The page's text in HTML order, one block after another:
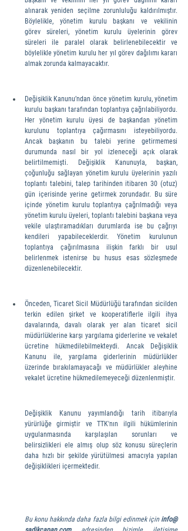
alınarak yeniden seçilme zorunluluğu kaldırılmıştır.
Böylelikle, yönetim kurulu başkanı ve vekilinin
görev süreleri, yönetim kurulu üyelerinin görev
süreleri ile paralel olarak belirlenebilecektir ve
böylelikle yönetim kurulu her yıl görev dağılımı kararı
almak zorunda kalmayacaktır.
Değişiklik Kanunu’ndan önce yönetim kurulu, yönetim
kurulu başkanı tarafından toplantıya çağrılabiliyordu.
Her yönetim kurulu üyesi de başkandan yönetim
kurulunu toplantıya çağırmasını isteyebiliyordu.
Ancak başkanın bu talebi yerine getirmemesi
durumunda nasıl bir yol izleneceği açık olarak
belirtilmemişti. Değişiklik Kanunuyla, başkan,
çoğunluğu sağlayan yönetim kurulu üyelerinin yazılı
toplantı talebini, talep tarihinden itibaren 30 (otuz)
gün içerisinde yerine getirmek zorundadır. Bu süre
içinde yönetim kurulu toplantıya çağrılmadığı veya
yönetim kurulu üyeleri, toplantı talebini başkana veya
vekile ulaştıramadıkları durumlarda ise bu çağrıyı
kendileri yapabileceklerdir. Yönetim kurulunun
toplantıya çağırılmasına ilişkin farklı bir usul
belirlenmek istenirse bu husus esas sözleşmede
düzenlenebilecektir.
Önceden, Ticaret Sicil Müdürlüğü tarafından sicilden
terkin edilen şirket ve kooperatiflerle ilgili ihya
davalarında, davalı olarak yer alan ticaret sicil
müdürlüklerine karşı yargılama giderlerine ve vekalet
ücretine hükmedilebilmekteydi. Ancak Değişiklik
Kanunu ile, yargılama giderlerinin müdürlükler
üzerinde bırakılamayacağı ve müdürlükler aleyhine
vekalet ücretine hükmedilemeyeceği düzenlenmiştir.
Değişiklik Kanunu yayımlandığı tarih itibarıyla
yürürlüğe girmiştir ve TTK'nın ilgili hükümlerinin
uygulanmasında karşılaşılan sorunları ve
belirsizlikleri ele almış olup söz konusu süreçlerin
daha hızlı bir şekilde yürütülmesi amacıyla yapılan
değişiklikleri içermektedir.
Bu konu hakkında daha fazla bilgi edinmek için info@